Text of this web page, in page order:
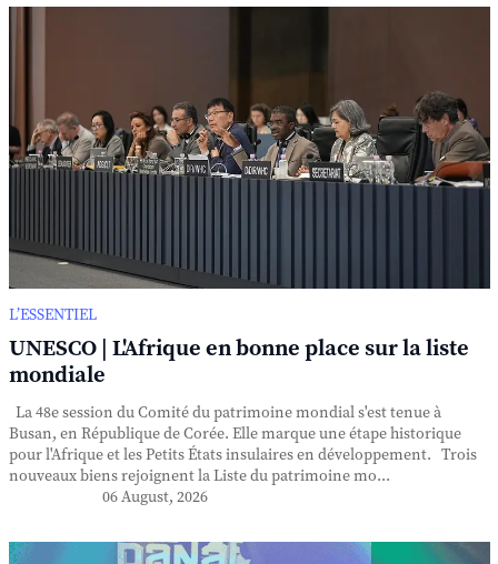
L’ESSENTIEL
UNESCO | L'Afrique en bonne place sur la liste
mondiale
La 48e session du Comité du patrimoine mondial s'est tenue à
Busan, en République de Corée. Elle marque une étape historique
pour l'Afrique et les Petits États insulaires en développement. Trois
nouveaux biens rejoignent la Liste du patrimoine mo...
06 August, 2026